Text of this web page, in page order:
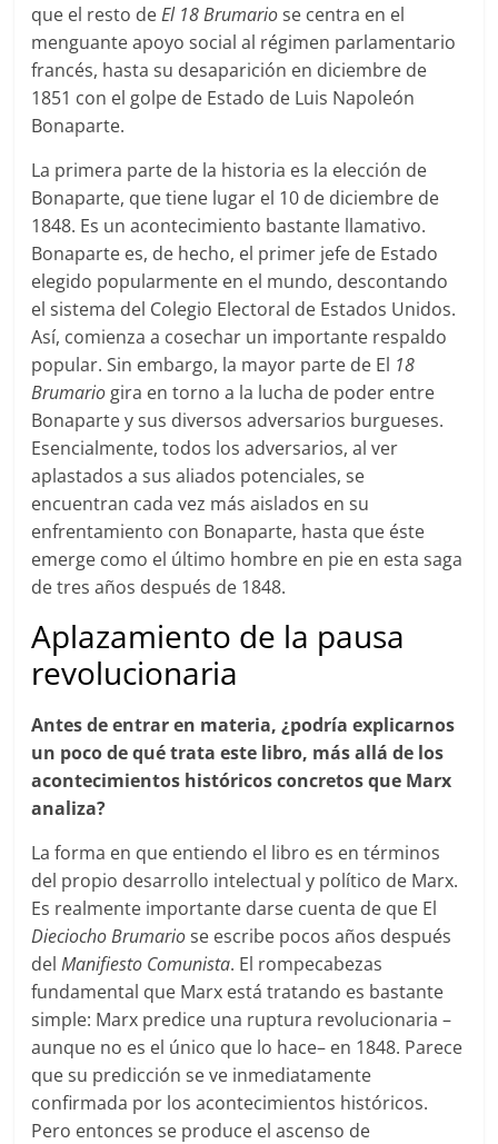
que el resto deEl 18 Brumariose centra en el
menguante apoyo social al régimen parlamentario
francés, hasta su desaparición en diciembre de
1851 con el golpe de Estado de Luis Napoleón
Bonaparte.
La primera parte de la historia es la elección de
Bonaparte, que tiene lugar el 10 de diciembre de
1848. Es un acontecimiento bastante llamativo.
Bonaparte es, de hecho, el primer jefe de Estado
elegido popularmente en el mundo, descontando
el sistema del Colegio Electoral de Estados Unidos.
Así, comienza a cosechar un importante respaldo
popular. Sin embargo, la mayor parte de El 18
Brumario gira en torno a la lucha de poder entre
Bonaparte y sus diversos adversarios burgueses.
Esencialmente, todos los adversarios, al ver
aplastados a sus aliados potenciales, se
encuentran cada vez más aislados en su
enfrentamiento con Bonaparte, hasta que éste
emerge como el último hombre en pie en esta saga
de tres años después de 1848.
Aplazamiento de la pausa
revolucionaria
Antes de entrar en materia, ¿podría explicarnos
un poco de qué trata este libro, más allá de los
acontecimientos históricos concretos que Marx
analiza?
La forma en que entiendo el libro es en términos
del propio desarrollo intelectual y político de Marx.
Es realmente importante darse cuenta de que El
Dieciocho Brumariose escribe pocos años después
delManifiesto Comunista. El rompecabezas
fundamental que Marx está tratando es bastante
simple: Marx predice una ruptura revolucionaria –
aunque no es el único que lo hace– en 1848. Parece
que su predicción se ve inmediatamente
confirmada por los acontecimientos históricos.
Pero entonces se produce el ascenso de